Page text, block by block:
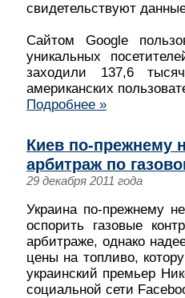
свидетельствуют
Сайтом Google
уникальных
заходили 137,6
американских
Подробнее »
Киев по-прежнему
арбитраж по
29 декабря 2011 года
Украина по-прежнему
оспорить газовые
арбитраже, однако
цены на топливо,
украинский премьер
социальной сети